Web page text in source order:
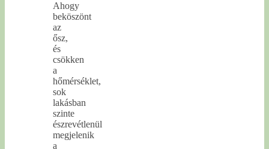
Ahogy
beköszönt
az
ősz,
és
csökken
a
hőmérséklet,
sok
lakásban
szinte
észrevétlenül
megjelenik
a